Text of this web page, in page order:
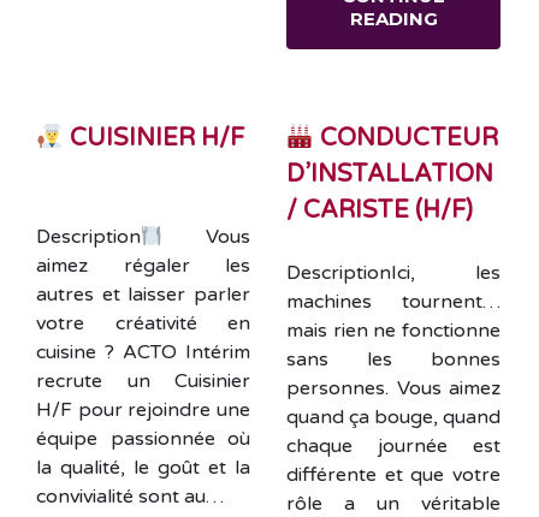
READING
CUISINIER H/F
Description
Vous
aimez régaler les
autres et laisser parler
votre créativité en
cuisine ? ACTO Intérim
recrute un Cuisinier
H/F pour rejoindre une
équipe passionnée où
la qualité, le goût et la
convivialité sont au…
CONDUCTEUR
D’INSTALLATION
/ CARISTE (H/F)
DescriptionIci, les
machines tournent…
mais rien ne fonctionne
sans les bonnes
personnes. Vous aimez
quand ça bouge, quand
chaque journée est
différente et que votre
rôle a un véritable